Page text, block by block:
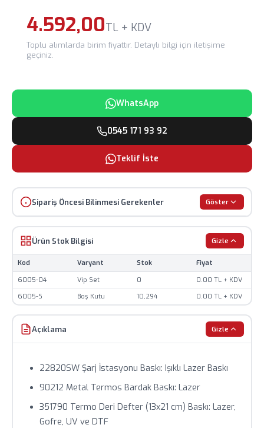
4.592,00TL + KDV
Toplu alımlarda birim fiyattır. Detaylı bilgi için iletişime
geçiniz.
WhatsApp
0545 171 93 92
Teklif İste
Sipariş Öncesi Bilinmesi Gerekenler Göster
Ürün görselleri temsilidir, renk ve görünüm farklılık
gösterebilir.
Fiyatlar KDV hariç olup, güncel döviz kurlarına göre
değişiklik gösterebilir.
Baskılı ürünlerde minimum sipariş adedi
uygulanmaktadır.
Stok durumu anlık olarak değişebilir, sipariş öncesi
Toplu siparişlerde özel fiyat teklifi için bizimle iletişime
geçin.
Ürün Stok Bilgisi Gizle
Kod Varyant Stok
Fiyat
6005-04
Vip Set 0
0.00 TL + KDV
6005-S
Boş Kutu 10,294 0.00 TL + KDV
Açıklama Gizle
22820SW Şarj İstasyonu Baskı: Işıklı Lazer Baskı
90212 Metal Termos Bardak Baskı: Lazer
351790 Termo Deri Defter (13x21 cm) Baskı: Lazer,
Gofre, UV ve DTF